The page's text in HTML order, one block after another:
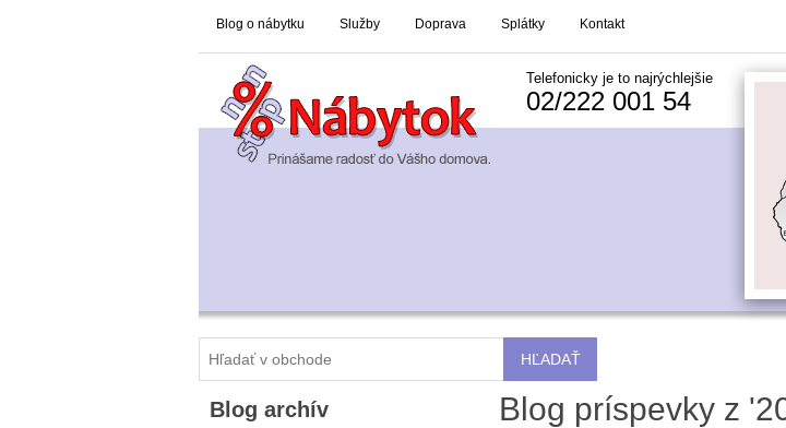
Blog o nábytku Služby Doprava Splátky Kontakt
Telefonicky je to najrýchlejšie
02/222 001 54
Blog archív Blog príspevky z